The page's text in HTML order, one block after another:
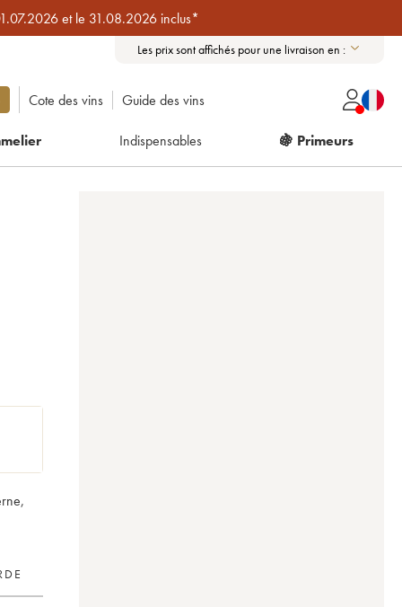
et le 31.08.2026 inclus*
Les prix sont affichés pour une livraison en :
Cote des vins Guide des vins
Indispensables 🍇 Primeurs